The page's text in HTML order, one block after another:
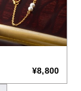
¥8,800